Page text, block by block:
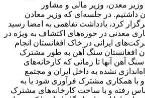
معدن، وزیر مالی و مشاور
داشتیم. در جلسه‌ای که وزیر معادن
برگزار کرد، یادداشت تفاهمی به امضا رسید
معدنی در حوزه‌های اکتشاف به ویژه در
ایرانی در خاک افغانستان انجام
افغانستان سنگ آهن به طور مشترک
آهن آنها تا زمانی که کارخانه‌های
نشده به داخل ایران و مجتمع
و با همکاری مشترک فرآوری شود یا به
رفته و با ساخت کارخانه‌های مشترک